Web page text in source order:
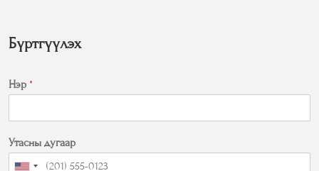
Бүртгүүлэх
Нэр *
Утасны дугаар